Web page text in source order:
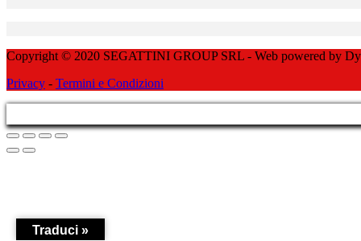
Copyright © 2020 SEGATTINI GROUP SRL - Web powered by
Privacy - Termini e Condizioni
Traduci »